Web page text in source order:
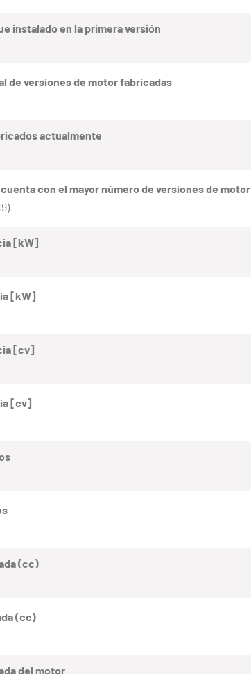
instalado en la primera versión
de versiones de motor fabricadas
actualmente
con el mayor número de versiones de motor
[kW]
[kW]
[cv]
[cv]
(cc)
(cc)
del motor